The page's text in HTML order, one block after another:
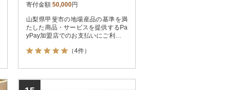
寄付金額 50,000円
山梨県甲斐市の地場産品の基準を満
たした商品・サービスを提供するPa
yPay加盟店でのお支払いにご利用い
はPayPay商品券を受け取れませんの
（4件）